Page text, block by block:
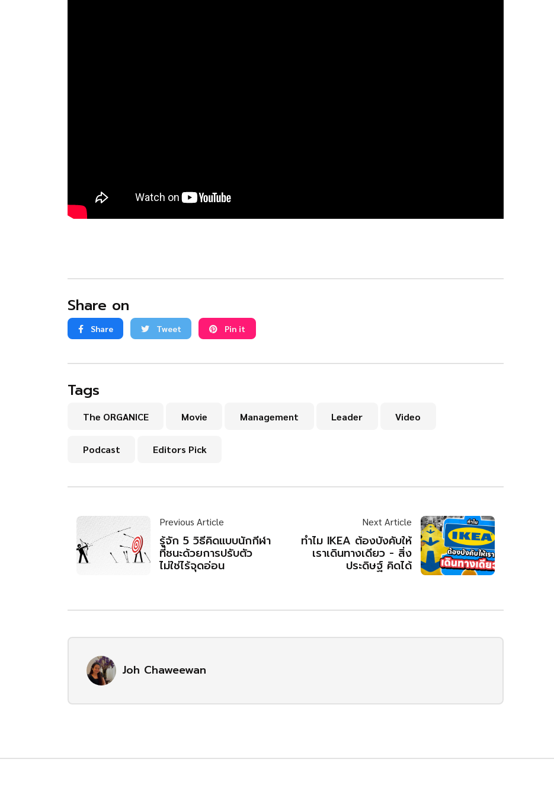
Share on
Share Tweet Pin it
Tags
The ORGANICE Movie Management Leader Video
Podcast Editors Pick
Previous Article
รู้จัก 5 วิธีคิดแบบนักกีฬา
ที่ชนะด้วยการปรับตัว
ไม่ใช่ไร้จุดอ่อน
Next Article
ทำไม IKEA ต้องบังคับให้
เราเดินทางเดียว - สิ่ง
ประดิษฐ์ คิดได้
Joh Chaweewan